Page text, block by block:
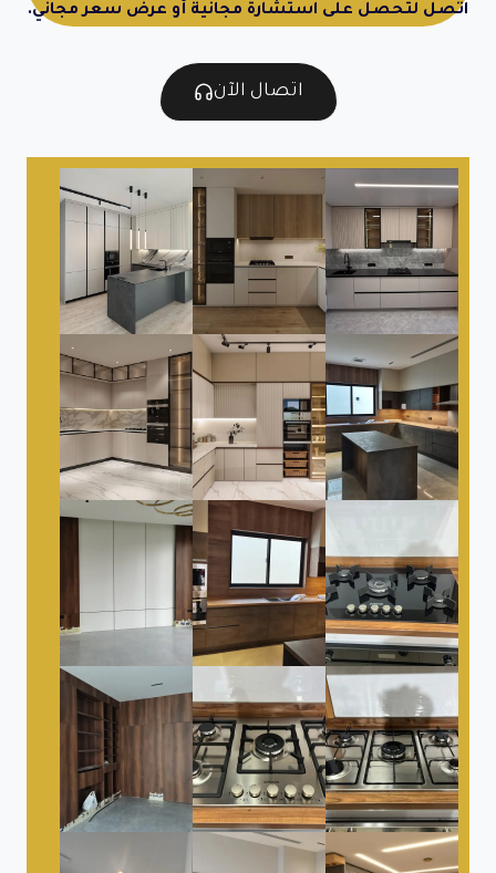
اتصل لتحصل على استشارة مجانية أو عرض سعر مجاني.
اتصال الآن